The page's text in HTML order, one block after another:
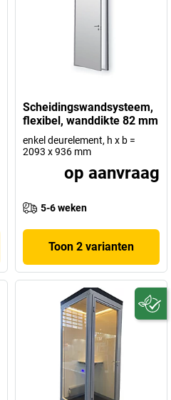
Scheidingswandsysteem,
flexibel, wanddikte 82 mm
enkel deurelement, h x b =
2093 x 936 mm
op aanvraag
5-6 weken
Toon 2 varianten